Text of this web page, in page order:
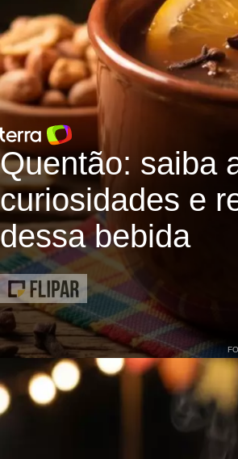
Quentão: saiba
curiosidades e
dessa bebida